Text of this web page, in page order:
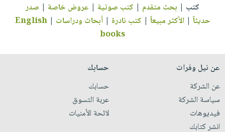
كتب | بحث متقدم | كتب صوتية | عروض خاصة | صدر
حديثاً |الأكثر مبيعاً | كتب نادرة |أبحاث ودراسات |
English
books
عن نيل وفرات
عن الشركة
سياسة الشركة
فيديوهات
انشر كتابك
حسابك
حسابك
عربة التسوق
لائحة الأمنيات